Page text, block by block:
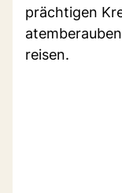
prächtigen
reisen.